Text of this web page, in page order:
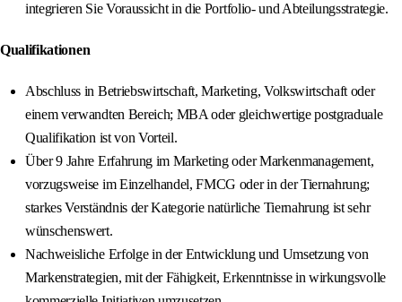
integrieren Sie Voraussicht in die Portfolio- und Abteilungsstrategie.
Qualifikationen
Abschluss in Betriebswirtschaft, Marketing, Volkswirtschaft oder
einem verwandten Bereich; MBA oder gleichwertige postgraduale
Qualifikation ist von Vorteil.
Über 9 Jahre Erfahrung im Marketing oder Markenmanagement,
vorzugsweise im Einzelhandel, FMCG oder in der Tiernahrung;
starkes Verständnis der Kategorie natürliche Tiernahrung ist sehr
wünschenswert.
Nachweisliche Erfolge in der Entwicklung und Umsetzung von
Markenstrategien, mit der Fähigkeit, Erkenntnisse in wirkungsvolle